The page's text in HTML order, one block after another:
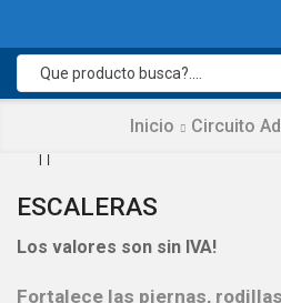
Inicio Circuito
ESCALERAS
Los valores son sin IVA!
Fortalece las piernas,